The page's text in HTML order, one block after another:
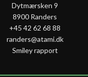
Dytmærsken 9
8900 Randers
+45 42 62 68 88
randers@atami.dk
Smiley rapport